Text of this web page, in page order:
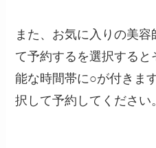
また、お気に入りの美
て予約するを選択する
能な時間帯に○が付きま
択して予約してください